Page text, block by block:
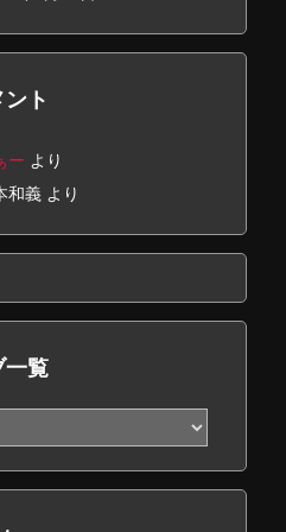
ト
ー より
和義 より
一覧